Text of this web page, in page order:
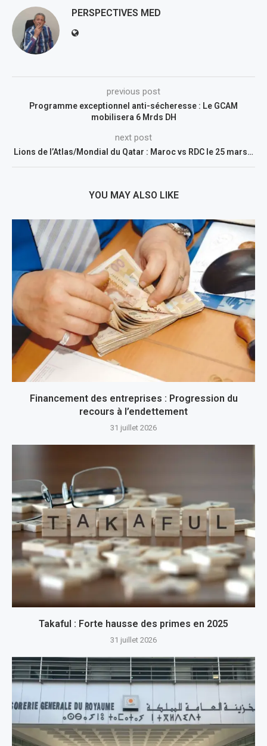
PERSPECTIVES MED
previous post
Programme exceptionnel anti-sécheresse : Le GCAM
mobilisera 6 Mrds DH
next post
Lions de l’Atlas/Mondial du Qatar : Maroc vs RDC le 25 mars…
YOU MAY ALSO LIKE
Financement des entreprises : Progression du
recours à l’endettement
31 juillet 2026
Takaful : Forte hausse des primes en 2025
31 juillet 2026